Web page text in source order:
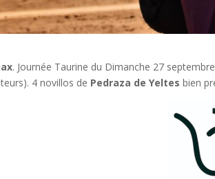
. Journée Taurine du Dimanche 27
4 novillos de Pedraza de Yeltes bien